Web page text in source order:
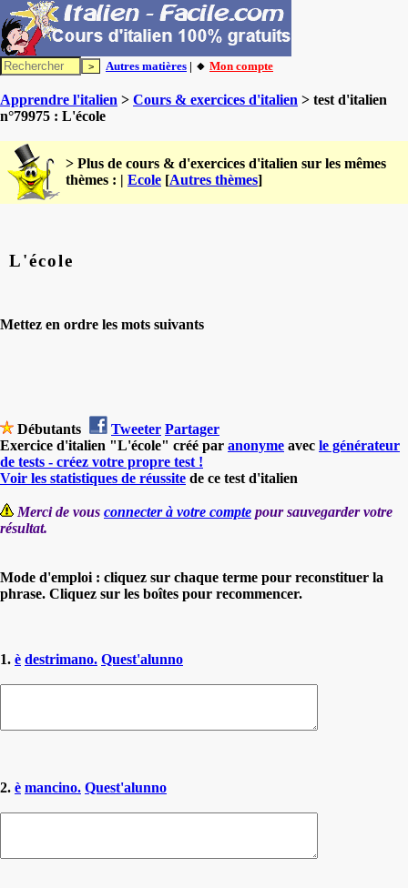
Autres matières | 🔸 Mon compte
Apprendre l'italien > Cours & exercices d'italien > test d'italien
n°79975 : L'école
> Plus de cours & d'exercices d'italien sur les mêmes
thèmes : | Ecole [Autres thèmes]
L'école
Mettez en ordre les mots suivants
Débutants Tweeter Partager
Exercice d'italien "L'école" créé par anonyme avec le générateur
de tests - créez votre propre test !
Voir les statistiques de réussite de ce test d'italien
Merci de vous connecter à votre compte pour sauvegarder votre
résultat.
Mode d'emploi : cliquez sur chaque terme pour reconstituer la
phrase. Cliquez sur les boîtes pour recommencer.
1. è destrimano. Quest'alunno
2. è mancino. Quest'alunno